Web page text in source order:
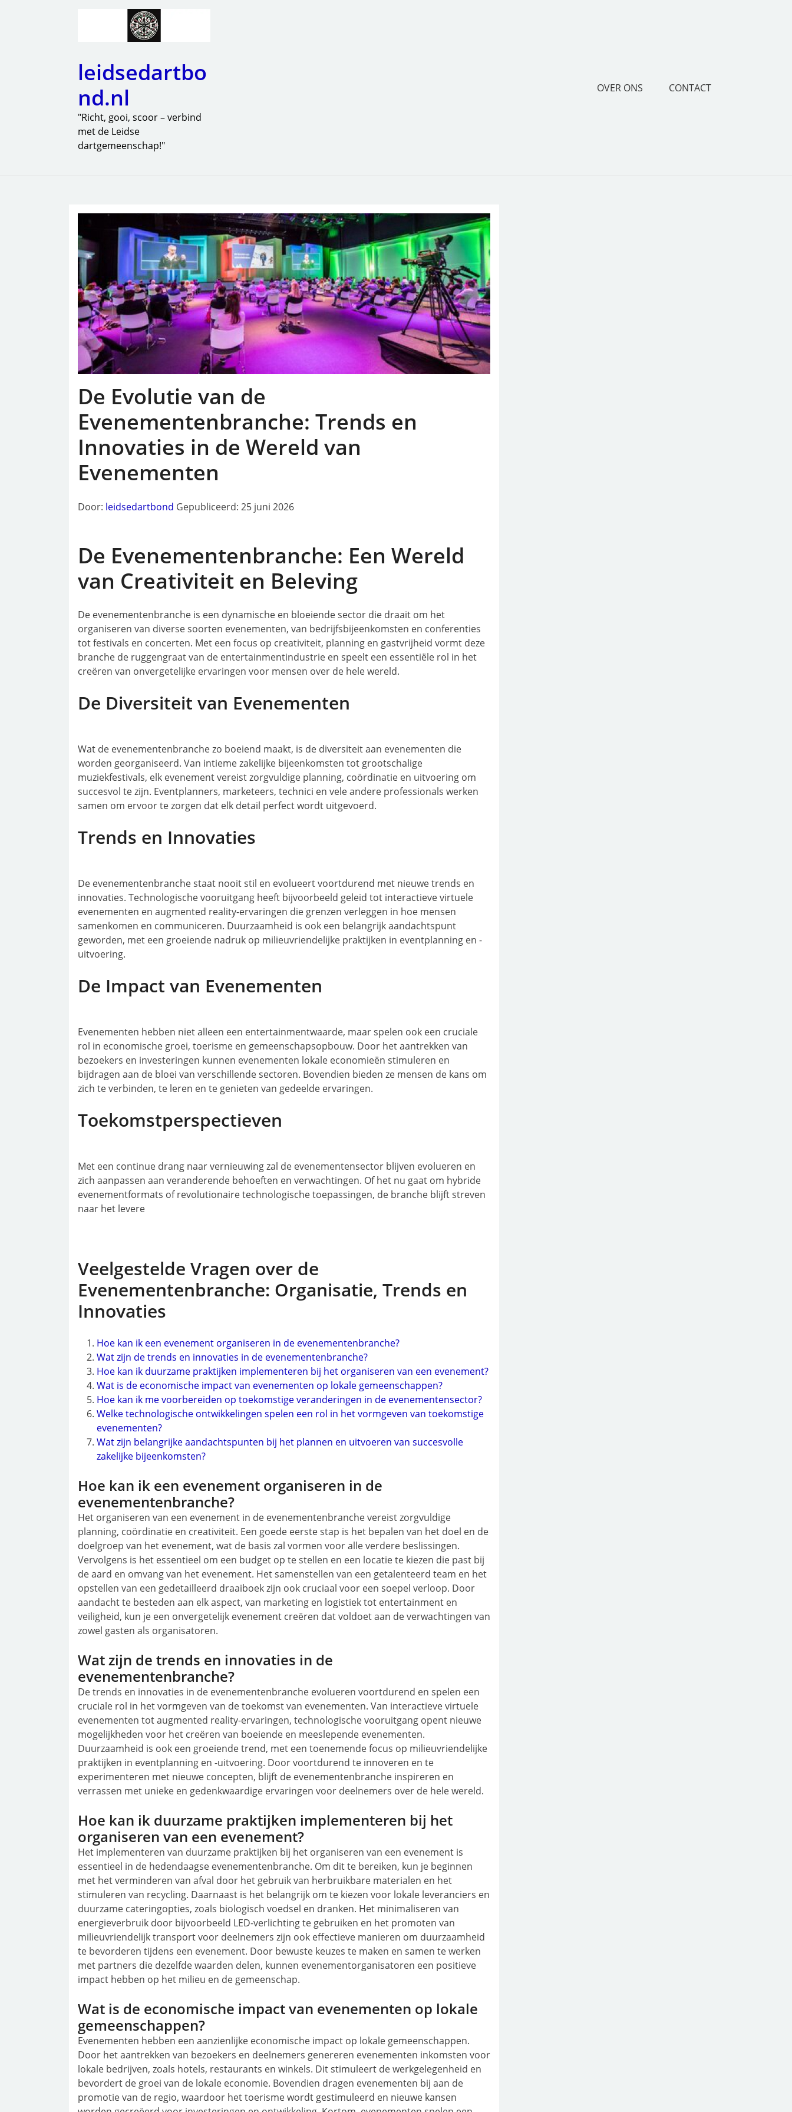
leidsedartbo
nd.nl
"Richt, gooi, scoor – verbind
met de Leidse
dartgemeenschap!"
OVER ONS CONTACT
De Evolutie van de
Evenementenbranche: Trends en
Innovaties in de Wereld van
Evenementen
Door: leidsedartbond Gepubliceerd: 25 juni 2026
De Evenementenbranche: Een Wereld
van Creativiteit en Beleving
De evenementenbranche is een dynamische en bloeiende sector die draait om het
organiseren van diverse soorten evenementen, van bedrijfsbijeenkomsten en conferenties
tot festivals en concerten. Met een focus op creativiteit, planning en gastvrijheid vormt deze
branche de ruggengraat van de entertainmentindustrie en speelt een essentiële rol in het
creëren van onvergetelijke ervaringen voor mensen over de hele wereld.
De Diversiteit van Evenementen
Wat de evenementenbranche zo boeiend maakt, is de diversiteit aan evenementen die
worden georganiseerd. Van intieme zakelijke bijeenkomsten tot grootschalige
muziekfestivals, elk evenement vereist zorgvuldige planning, coördinatie en uitvoering om
succesvol te zijn. Eventplanners, marketeers, technici en vele andere professionals werken
samen om ervoor te zorgen dat elk detail perfect wordt uitgevoerd.
Trends en Innovaties
De evenementenbranche staat nooit stil en evolueert voortdurend met nieuwe trends en
innovaties. Technologische vooruitgang heeft bijvoorbeeld geleid tot interactieve virtuele
evenementen en augmented reality-ervaringen die grenzen verleggen in hoe mensen
samenkomen en communiceren. Duurzaamheid is ook een belangrijk aandachtspunt
geworden, met een groeiende nadruk op milieuvriendelijke praktijken in eventplanning en -
uitvoering.
De Impact van Evenementen
Evenementen hebben niet alleen een entertainmentwaarde, maar spelen ook een cruciale
rol in economische groei, toerisme en gemeenschapsopbouw. Door het aantrekken van
bezoekers en investeringen kunnen evenementen lokale economieën stimuleren en
bijdragen aan de bloei van verschillende sectoren. Bovendien bieden ze mensen de kans om
zich te verbinden, te leren en te genieten van gedeelde ervaringen.
Toekomstperspectieven
Met een continue drang naar vernieuwing zal de evenementensector blijven evolueren en
zich aanpassen aan veranderende behoeften en verwachtingen. Of het nu gaat om hybride
evenementformats of revolutionaire technologische toepassingen, de branche blijft streven
naar het levere
Veelgestelde Vragen over de
Evenementenbranche: Organisatie, Trends en
Innovaties
Hoe kan ik een evenement organiseren in de evenementenbranche?
Wat zijn de trends en innovaties in de evenementenbranche?
Hoe kan ik duurzame praktijken implementeren bij het organiseren van een evenement?
Wat is de economische impact van evenementen op lokale gemeenschappen?
Hoe kan ik me voorbereiden op toekomstige veranderingen in de evenementensector?
Welke technologische ontwikkelingen spelen een rol in het vormgeven van toekomstige
evenementen?
Wat zijn belangrijke aandachtspunten bij het plannen en uitvoeren van succesvolle
zakelijke bijeenkomsten?
Hoe kan ik een evenement organiseren in de
evenementenbranche?
Het organiseren van een evenement in de evenementenbranche vereist zorgvuldige
planning, coördinatie en creativiteit. Een goede eerste stap is het bepalen van het doel en de
doelgroep van het evenement, wat de basis zal vormen voor alle verdere beslissingen.
Vervolgens is het essentieel om een budget op te stellen en een locatie te kiezen die past bij
de aard en omvang van het evenement. Het samenstellen van een getalenteerd team en het
opstellen van een gedetailleerd draaiboek zijn ook cruciaal voor een soepel verloop. Door
aandacht te besteden aan elk aspect, van marketing en logistiek tot entertainment en
veiligheid, kun je een onvergetelijk evenement creëren dat voldoet aan de verwachtingen van
zowel gasten als organisatoren.
Wat zijn de trends en innovaties in de
evenementenbranche?
De trends en innovaties in de evenementenbranche evolueren voortdurend en spelen een
cruciale rol in het vormgeven van de toekomst van evenementen. Van interactieve virtuele
evenementen tot augmented reality-ervaringen, technologische vooruitgang opent nieuwe
mogelijkheden voor het creëren van boeiende en meeslepende evenementen.
Duurzaamheid is ook een groeiende trend, met een toenemende focus op milieuvriendelijke
praktijken in eventplanning en -uitvoering. Door voortdurend te innoveren en te
experimenteren met nieuwe concepten, blijft de evenementenbranche inspireren en
verrassen met unieke en gedenkwaardige ervaringen voor deelnemers over de hele wereld.
Hoe kan ik duurzame praktijken implementeren bij het
organiseren van een evenement?
Het implementeren van duurzame praktijken bij het organiseren van een evenement is
essentieel in de hedendaagse evenementenbranche. Om dit te bereiken, kun je beginnen
met het verminderen van afval door het gebruik van herbruikbare materialen en het
stimuleren van recycling. Daarnaast is het belangrijk om te kiezen voor lokale leveranciers en
duurzame cateringopties, zoals biologisch voedsel en dranken. Het minimaliseren van
energieverbruik door bijvoorbeeld LED-verlichting te gebruiken en het promoten van
milieuvriendelijk transport voor deelnemers zijn ook effectieve manieren om duurzaamheid
te bevorderen tijdens een evenement. Door bewuste keuzes te maken en samen te werken
met partners die dezelfde waarden delen, kunnen evenementorganisatoren een positieve
impact hebben op het milieu en de gemeenschap.
Wat is de economische impact van evenementen op lokale
gemeenschappen?
Evenementen hebben een aanzienlijke economische impact op lokale gemeenschappen.
Door het aantrekken van bezoekers en deelnemers genereren evenementen inkomsten voor
lokale bedrijven, zoals hotels, restaurants en winkels. Dit stimuleert de werkgelegenheid en
bevordert de groei van de lokale economie. Bovendien dragen evenementen bij aan de
promotie van de regio, waardoor het toerisme wordt gestimuleerd en nieuwe kansen